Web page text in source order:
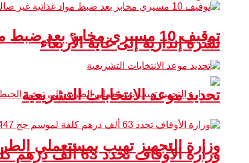
نشرة إنذارية إلى غاية الأربعاء
وزارة التجهيز تهيب بمستعملي
توقيف 10 مسيري مخابز بعد ضبط مواد غذائية غير صالحة للاستهلاك
تحديد موعد الانتخابات التشريعية
وزارة الأوقاف تحدد 63 ألف درهم كلفة لموسم حج 1447هـ